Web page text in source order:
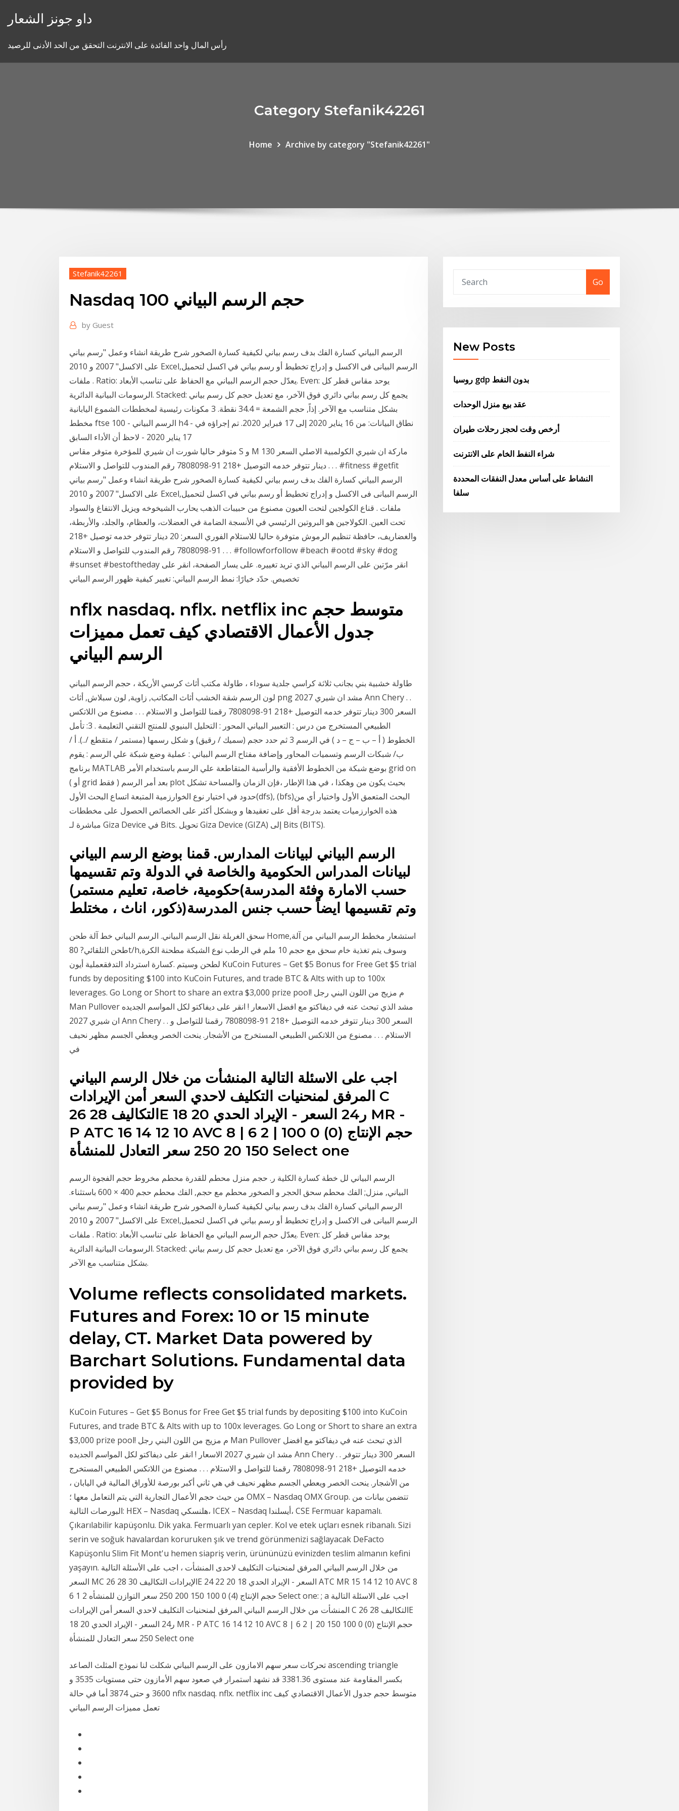
داو جونز الشعار
رأس المال واحد الفائدة على الانترنت التحقق من الحد الأدنى للرصيد
Category Stefanik42261
Home Archive by category "Stefanik42261"
Stefanik42261
Nasdaq 100 حجم الرسم البياني
by Guest
الرسم البياني كسارة الفك بدف رسم بياني لكيفية كسارة الصخور شرح طريقة انشاء وعمل "رسم بياني
على الاكسل" 2007 و 2010 Excel,الرسم البيانى فى الاكسل و إدراج تخطيط أو رسم بياني في اكسل لتحميل
ملفات . Ratio: يعدّل حجم الرسم البياني مع الحفاظ على تناسب الأبعاد. Even: يوحد مقاس قطر كل
الرسومات البيانية الدائرية. Stacked: يجمع كل رسم بياني دائري فوق الآخر، مع تعديل حجم كل رسم بياني
بشكل متناسب مع الآخر. إذاً, حجم الشمعة = 34.4 نقطة. 3 مكونات رئيسية لمخططات الشموع اليابانية
مخطط ftse 100 - الرسم البياني h4 - نطاق البيانات: من 16 يناير 2020 إلى 17 فبراير 2020. تم إجراؤه في
17 يناير 2020 - لاحظ أن الأداء السابق
متوفر حاليا شورت ان شيري للمؤخرة متوفر مقاس S و M ماركة ان شيري الكولمبية الاصلي السعر 130
دينار تتوفر خدمه التوصيل +218 91-7808098 رقم المندوب للتواصل و الاستلام . . . #fitness #getfit
الرسم البياني كسارة الفك بدف رسم بياني لكيفية كسارة الصخور شرح طريقة انشاء وعمل "رسم بياني
على الاكسل" 2007 و 2010 Excel,الرسم البيانى فى الاكسل و إدراج تخطيط أو رسم بياني في اكسل لتحميل
ملفات . قناع الكولجين لتحت العيون مصنوع من حبيبات الذهب يحارب الشيخوخه ويزيل الانتفاغ والسواد
تحت العين. الكولاجين هو البروتين الرئيسي في الأنسجة الضامة في العضلات، والعظام، والجلد، والأربطة،
والغضاريف، ‏حافظة تنظيم الرموش متوفرة حاليا للاستلام الفوري السعر: 20 دينار تتوفر خدمه توصيل +218
91-7808098 رقم المندوب للتواصل و الاستلام . . . #followforfollow #beach #ootd #sky #dog
#sunset #bestoftheday انقر مرّتين على الرسم البياني الذي تريد تغييره. على يسار الصفحة، انقر على
تخصيص. حدّد خيارًا: نمط الرسم البياني: تغيير كيفية ظهور الرسم البياني
nflx nasdaq. nflx. netflix inc متوسط حجم
جدول الأعمال الاقتصادي كيف تعمل مميزات
الرسم البياني
طاولة خشبية بني بجانب ثلاثة كراسي جلدية سوداء ، طاولة مكتب أثاث كرسي الأريكة ، حجم الرسم البياني
لون الرسم شقة الخشب أثاث المكاتب, زاوية, لون سبلاش, أثاث png ‎مشد ان شيري 2027 Ann Chery . .
السعر 300 دينار تتوفر خدمه التوصيل +218 91-7808098 رقمنا للتواصل و الاستلام . . . مصنوع من اللاتكس
الطبيعي المستخرج من درس : التعبير البياني المحور : التحليل البنيوي للمنتج التقني التعليمة . 3: تأمل
الخطوط ( أ – ب – ج – د ) في الرسم 3 ثم حدد حجم (سميك / رقيق) و شكل رسمها (مستمر / متقطع /..). أ /
ب/ شبكات الرسم وتسميات المحاور وإضافة مفتاح الرسم البياني : عملية وضع شبكة علي الرسم : يقوم
برنامج MATLAB بوضع شبكة من الخطوط الأفقية والرأسية المتقاطعة علي الرسم باستخدام الأمر grid on
( أو grid فقط ) بعد أمر الرسم plot بحيث يكون من وهكذا ، في هذا الإطار ،فإن الزمان والمساحة تشكل
حدود في اختيار نوع الخوارزمية المتبعة اتساع البحث الأول(dfs), (bfs)البحث المتعمق الأول واختيار أي من
هذه الخوارزميات يعتمد بدرجة أقل على تعقيدها و وبشكل أكثر على الخصائص الحصول على مخططات
مباشرة لـ Giza Device في Bits. تحويل Giza Device (GIZA) إلى Bits (BITS).
الرسم البياني لبيانات المدارس. قمنا بوضع الرسم البياني
لبيانات المدراس الحكومية والخاصة في الدولة وتم تقسيمها
حسب الامارة وفئة المدرسة)حكومية، خاصة، تعليم مستمر)
وتم تقسيمها ايضاً حسب جنس المدرسة(ذكور، اناث ، مختلط
سحق الغربلة نقل الرسم البياني. الرسم البياني خط آلة طحن Home,استشعار مخطط الرسم البياني من آلة
طحن التلقائي? 80t/h,وسوف يتم تغذية خام سحق مع حجم 10 ملم في الرطب نوع الشبكة مطحنة الكرة
لطحن وسيتم .كسارة استرداد التدفقعملية أيون KuCoin Futures – Get $5 Bonus for Free Get $5 trial
funds by depositing $100 into KuCoin Futures, and trade BTC & Alts with up to 100x
leverages. Go Long or Short to share an extra $3,000 prize pool! م مزيج من اللون البني رجل
Man Pullover الذي تبحث عنه في ديفاكتو مع افضل الاسعار ! انقر على ديفاكتو لكل المواسم الجديده ‎مشد
ان شيري 2027 Ann Chery . . السعر 300 دينار تتوفر خدمه التوصيل +218 91-7808098 رقمنا للتواصل و
الاستلام . . . مصنوع من اللاتكس الطبيعي المستخرج من الأشجار. ينحت الخصر ويعطي الجسم مظهر نحيف
في
اجب على الاسئلة التالية المنشأت من خلال الرسم البياني
المرفق لمنحنيات التكليف لاحدي السعر أمن الإيرادات C
التكاليف 28 26E ر24 السعر - الإيراد الحدي 20 18 MR -
P ATC 16 14 12 10 AVC 8 | 6 2 | حجم الإنتاج (0) 0 100
150 20 250 سعر التعادل للمنشأة Select one
الرسم البياني لل خطة كسارة الكلية ر. حجم منزل محطم للقدرة محطم مخروط حجم الفجوة الرسم
البياني, منزل; الفك محطم سحق الحجر و الصخور محطم مع حجم, الفك محطم حجم 400 × 600 باستثناء.
الرسم البياني كسارة الفك بدف رسم بياني لكيفية كسارة الصخور شرح طريقة انشاء وعمل "رسم بياني
على الاكسل" 2007 و 2010 Excel,الرسم البيانى فى الاكسل و إدراج تخطيط أو رسم بياني في اكسل لتحميل
ملفات . Ratio: يعدّل حجم الرسم البياني مع الحفاظ على تناسب الأبعاد. Even: يوحد مقاس قطر كل
الرسومات البيانية الدائرية. Stacked: يجمع كل رسم بياني دائري فوق الآخر، مع تعديل حجم كل رسم بياني
بشكل متناسب مع الآخر.
Volume reflects consolidated markets.
Futures and Forex: 10 or 15 minute
delay, CT. Market Data powered by
Barchart Solutions. Fundamental data
provided by
KuCoin Futures – Get $5 Bonus for Free Get $5 trial funds by depositing $100 into KuCoin
Futures, and trade BTC & Alts with up to 100x leverages. Go Long or Short to share an extra
$3,000 prize pool! م مزيج من اللون البني رجل Man Pullover الذي تبحث عنه في ديفاكتو مع افضل
الاسعار ! انقر على ديفاكتو لكل المواسم الجديده ‎مشد ان شيري 2027 Ann Chery . . السعر 300 دينار تتوفر
خدمه التوصيل +218 91-7808098 رقمنا للتواصل و الاستلام . . . مصنوع من اللاتكس الطبيعي المستخرج
من الأشجار. ينحت الخصر ويعطي الجسم مظهر نحيف في هي ثاني أكبر بورصة للأوراق المالية في اليابان ،
من حيث حجم الأعمال التجارية التي يتم التعامل معها ؛ OMX – Nasdaq OMX Group. تتضمن بيانات من
البورصات التالية: HEX – Nasdaq هلنسكي، ICEX – Nasdaq أيسلندا، CSE Fermuar kapamalı.
Çıkarılabilir kapüşonlu. Dik yaka. Fermuarlı yan cepler. Kol ve etek uçları esnek ribanalı. Sizi
serin ve soğuk havalardan koruruken şık ve trend görünmenizi sağlayacak DeFacto
Kapüşonlu Slim Fit Mont'u hemen siapriş verin, ürününüzü evinizden teslim almanın kefini
yaşayın. من خلال الرسم البياني المرفق لمنحنيات التكليف لاحدى المنشأت ، اجب على الأسئلة التالية
السعر MC الإيرادات التكاليف 30 28 26E 24 22 20 السعر - الإيراد الحدي 18 ATC MR 15 14 12 10 AVC 8
6 1 2 حجم الإنتاج (4) 0 100 150 200 250 سعر التوازن للمنشأه Select one: ; a اجب على الاسئلة التالية
المنشأت من خلال الرسم البياني المرفق لمنحنيات التكليف لاحدي السعر أمن الإيرادات C التكاليف 28 26E
ر24 السعر - الإيراد الحدي 20 18 MR - P ATC 16 14 12 10 AVC 8 | 6 2 | حجم الإنتاج (0) 0 100 150 20
250 سعر التعادل للمنشأة Select one
تحركات سعر سهم الامازون على الرسم البياني شكلت لنا نموذج المثلث الصاعد ascending triangle
بكسر المقاومة عند مستوى 3381.36 قد نشهد استمرار في صعود سهم الأمازون حتى مستويات 3535 و
3600 و حتى 3874 أما في حالة nflx nasdaq. nflx. netflix inc متوسط حجم جدول الأعمال الاقتصادي كيف
تعمل مميزات الرسم البياني
Go
New Posts
روسيا gdp بدون النفط
عقد بيع منزل الوحدات
أرخص وقت لحجز رحلات طيران
شراء النفط الخام على الانترنت
النشاط على أساس معدل النفقات المحددة
سلفا